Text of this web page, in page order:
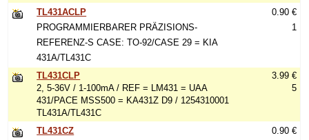
TL431ACLP
PROGRAMMIERBARER PRÄZISIONS-
REFERENZ-S CASE: TO-92/CASE 29 = KIA
431A/TL431C
0.90 €
1
TL431CLP
2, 5-36V / 1-100mA / REF = LM431 = UAA
431/PACE MSS500 = KA431Z D9 / 1254310001
TL431A/TL431C
3.99 €
5
TL431CZ
0.90 €